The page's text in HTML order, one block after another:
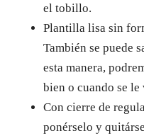
el tobillo.
Plantilla lisa sin
También se puede
esta manera,
bien o cuando se le
Con cierre de
ponérselo y